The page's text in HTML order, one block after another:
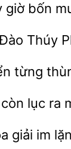
giờ bốn
Thúy
từng
lục ra
im